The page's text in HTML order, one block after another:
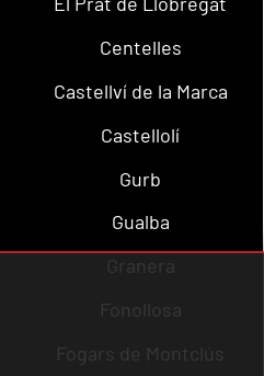
Centelles
Castellví de la Marca
Castellolí
Gurb
Gualba
Granera
Fonollosa
Fogars de Montclús